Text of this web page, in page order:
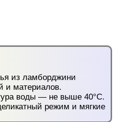
из ламборджини
и материалов.
воды — не выше 40°С.
режим и мягкие